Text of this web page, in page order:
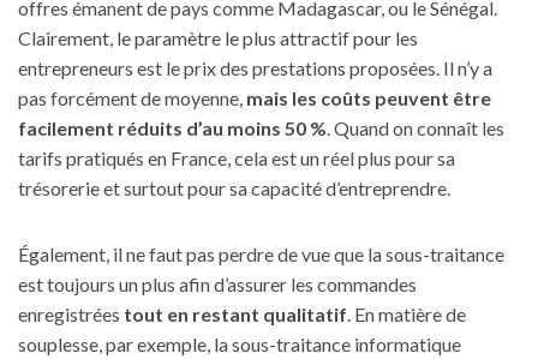
offres émanent de pays comme Madagascar, ou le Sénégal.
Clairement, le paramètre le plus attractif pour les
entrepreneurs est le prix des prestations proposées. Il n’y a
pas forcément de moyenne, mais les coûts peuvent être
facilement réduits d’au moins 50 %. Quand on connaît les
tarifs pratiqués en France, cela est un réel plus pour sa
trésorerie et surtoutpour sa capacité d’entreprendre.
Également, il ne faut pas perdre de vue que la sous-traitance
est toujours un plus afin d’assurer les commandes
enregistrées tout en restant qualitatif. En matière de
souplesse, par exemple, la sous-traitance informatique